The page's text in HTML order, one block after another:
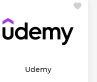
Udemy